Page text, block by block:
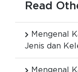
Read
Mengenal
Jenis dan
Mengenal